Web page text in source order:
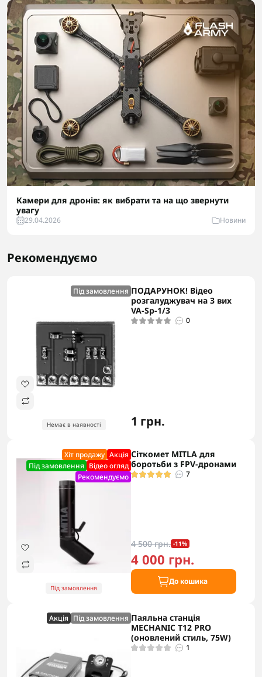
Камери для дронів: як вибрати та на що звернути
увагу
29.04.2026 Новини
Рекомендуємо
Під замовлення
Немає в наявності
ПОДАРУНОК! Відео
розгалуджувач на 3 вих
VA-Sp-1/3
0
1 грн.
Хіт продажу Акцiя
Під замовлення Відео огляд
Рекомендуємо
Під замовлення
Сіткомет MITLA для
боротьби з FPV-дронами
7
4 500 грн. -11%
4 000 грн.
До кошика
Акцiя Під замовлення Паяльна станція
MECHANIC T12 PRO
(оновлений стиль, 75W)
1